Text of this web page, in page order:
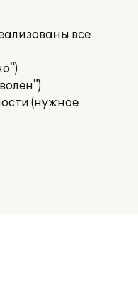
все
(нужное